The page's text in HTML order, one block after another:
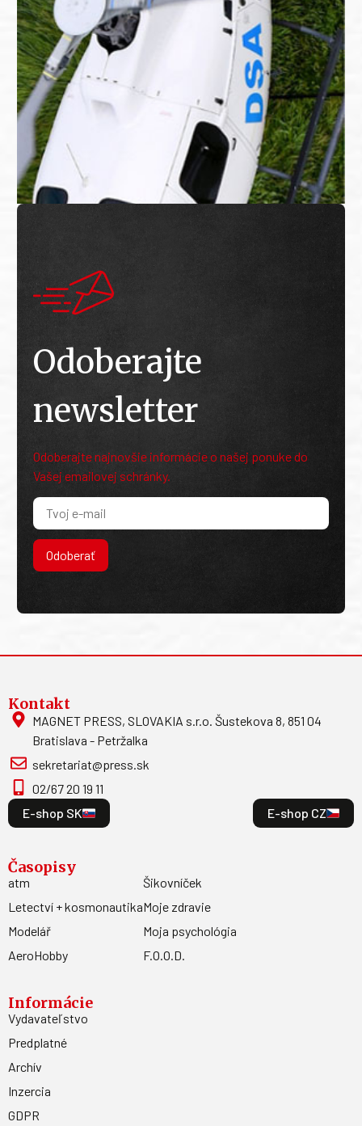
Odoberajte
newsletter
Odoberajte najnovšie informácie o našej ponuke do
Vašej emailovej schránky.
Odoberať
Kontakt
MAGNET PRESS, SLOVAKIA s.r.o. Šustekova 8, 851 04
Bratislava - Petržalka
sekretariat@press.sk
02/67 20 19 11
E-shop SK
E-shop CZ
Časopisy
atm
Letectví + kosmonautika
Modelář
AeroHobby
Šikovníček
Moje zdravie
Moja psychológia
F.O.O.D.
Informácie
Vydavateľstvo
Predplatné
Archív
Inzercia
GDPR